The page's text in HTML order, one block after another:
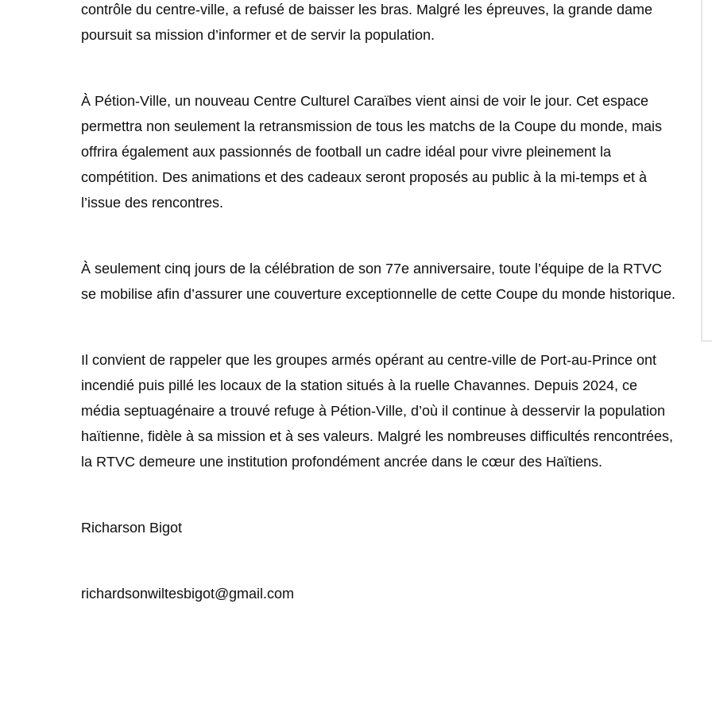
contrôle du centre-ville, a refusé de baisser les bras. Malgré les épreuves, la grande dame
poursuit sa mission d’informer et de servir la population.
À Pétion-Ville, un nouveau Centre Culturel Caraïbes vient ainsi de voir le jour. Cet espace
permettra non seulement la retransmission de tous les matchs de la Coupe du monde, mais
offrira également aux passionnés de football un cadre idéal pour vivre pleinement la
compétition. Des animations et des cadeaux seront proposés au public à la mi-temps et à
l’issue des rencontres.
À seulement cinq jours de la célébration de son 77e anniversaire, toute l’équipe de la RTVC
se mobilise afin d’assurer une couverture exceptionnelle de cette Coupe du monde historique.
Il convient de rappeler que les groupes armés opérant au centre-ville de Port-au-Prince ont
incendié puis pillé les locaux de la station situés à la ruelle Chavannes. Depuis 2024, ce
média septuagénaire a trouvé refuge à Pétion-Ville, d’où il continue à desservir la population
haïtienne, fidèle à sa mission et à ses valeurs. Malgré les nombreuses difficultés rencontrées,
la RTVC demeure une institution profondément ancrée dans le cœur des Haïtiens.
Richarson Bigot
richardsonwiltesbigot@gmail.com